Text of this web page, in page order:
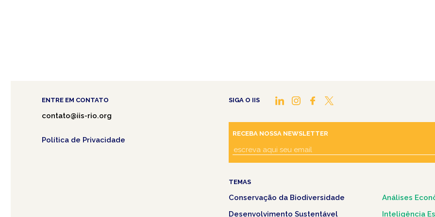
ENTRE EM CONTATO
contato@iis-rio.org
Política de Privacidade
SIGA O IIS
RECEBA NOSSA NEWSLETTER
TEMAS
Conservação da Biodiversidade
Desenvolvimento Sustentável
Análises
Inteligência